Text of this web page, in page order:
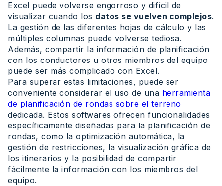
Excel puede volverse engorroso y difícil de
visualizar cuando los datos se vuelven complejos.
La gestión de las diferentes hojas de cálculo y las
múltiples columnas puede volverse tediosa.
Además, compartir la información de planificación
con los conductores u otros miembros del equipo
puede ser más complicado con Excel.
Para superar estas limitaciones, puede ser
conveniente considerar el uso de una herramienta
de planificación de rondas sobre el terreno
dedicada. Estos softwares ofrecen funcionalidades
específicamente diseñadas para la planificación de
rondas, como la optimización automática, la
gestión de restricciones, la visualización gráfica de
los itinerarios y la posibilidad de compartir
fácilmente la información con los miembros del
equipo.